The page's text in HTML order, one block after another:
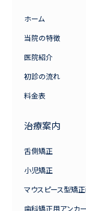
ホーム
当院の特徴
医院紹介
初診の流れ
料金表
治療案内
舌側矯正
小児矯正
マウスピース型矯
歯科矯正用アンカ